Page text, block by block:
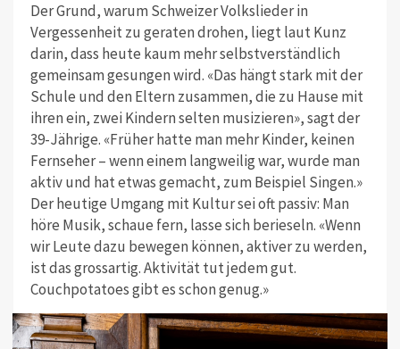
Der Grund, warum Schweizer Volkslieder in
Vergessenheit zu geraten drohen, liegt laut Kunz
darin, dass heute kaum mehr selbstverständlich
gemeinsam gesungen wird. «Das hängt stark mit der
Schule und den Eltern zusammen, die zu Hause mit
ihren ein, zwei Kindern selten musizieren», sagt der
39-Jährige. «Früher hatte man mehr Kinder, keinen
Fernseher – wenn einem langweilig war, wurde man
aktiv und hat etwas gemacht, zum Beispiel Singen.»
Der heutige Umgang mit Kultur sei oft passiv: Man
höre Musik, schaue fern, lasse sich berieseln. «Wenn
wir Leute dazu bewegen können, aktiver zu werden,
ist das grossartig. Aktivität tut jedem gut.
Couchpotatoes gibt es schon genug.»